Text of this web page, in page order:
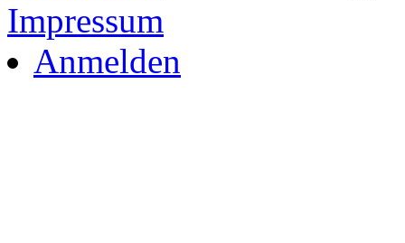
Impressum
Anmelden